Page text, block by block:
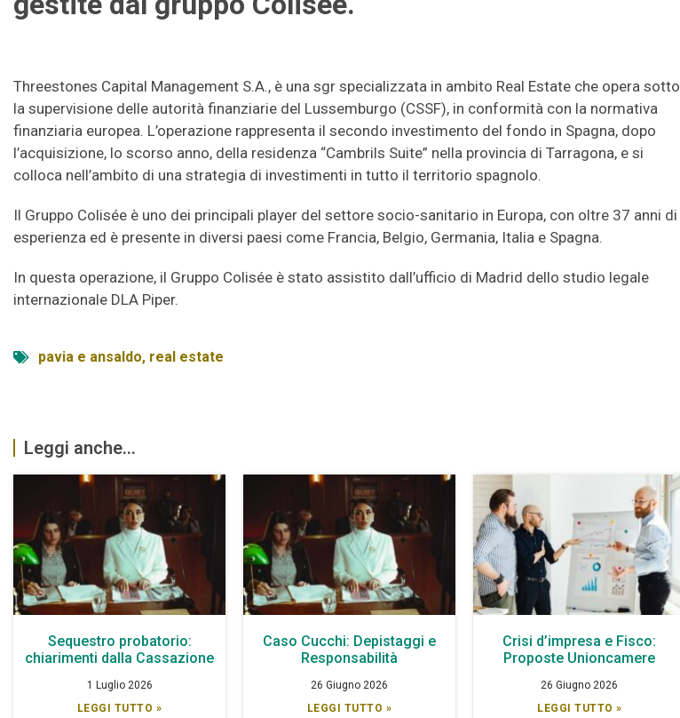
Threestones Capital Management S.A., è una sgr specializzata in ambito Real Estate che opera sotto
la supervisione delle autorità finanziarie del Lussemburgo (CSSF), in conformità con la normativa
finanziaria europea. L’operazione rappresenta il secondo investimento del fondo in Spagna, dopo
l’acquisizione, lo scorso anno, della residenza “Cambrils Suite” nella provincia di Tarragona, e si
colloca nell’ambito di una strategia di investimenti in tutto il territorio spagnolo.
Il Gruppo Colisée è uno dei principali player del settore socio-sanitario in Europa, con oltre 37 anni di
esperienza ed è presente in diversi paesi come Francia, Belgio, Germania, Italia e Spagna.
In questa operazione, il Gruppo Colisée è stato assistito dall’ufficio di Madrid dello studio legale
internazionale DLA Piper.
pavia e ansaldo, real estate
Leggi anche...
Sequestro probatorio:
chiarimenti dalla Cassazione
1 Luglio 2026
LEGGI TUTTO »
Caso Cucchi: Depistaggi e
Responsabilità
26 Giugno 2026
LEGGI TUTTO »
Crisi d’impresa e Fisco:
Proposte Unioncamere
26 Giugno 2026
LEGGI TUTTO »